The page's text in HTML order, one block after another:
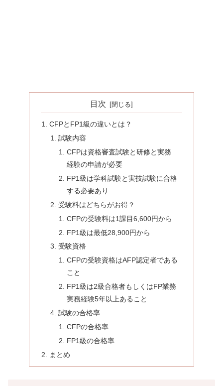
目次
CFPとFP1級の違いとは？
試験内容
CFPは資格審査試験と研修と実務
経験の申請が必要
FP1級は学科試験と実技試験に合格
する必要あり
受験料はどちらがお得？
CFPの受験料は1課目6,600円から
FP1級は最低28,900円から
受験資格
CFPの受験資格はAFP認定者である
こと
FP1級は2級合格者もしくはFP業務
実務経験5年以上あること
試験の合格率
CFPの合格率
FP1級の合格率
まとめ